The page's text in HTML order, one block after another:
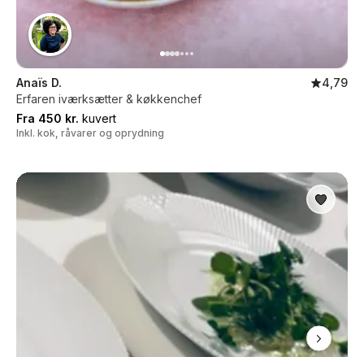
Anaïs D.
4,79
Erfaren iværksætter & køkkenchef
Fra 450 kr. kuvert
Inkl. kok, råvarer og oprydning